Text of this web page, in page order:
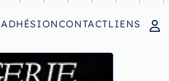
ADHÉSION CONTACTLIENS